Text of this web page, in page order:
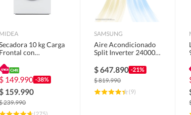
MIDEA
10 kg Carga
Frontal con
W2
$ 149.990 -38%
159.990
239.990
SAMSUNG
Aire Acondicionado
Split Inverter 24000
$647.890 -21%
$819.990
(9)